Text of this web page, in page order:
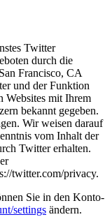
Twitter
durch die
Francisco, CA
und der Funktion
Websites mit Ihrem
bekannt gegeben.
Wir weisen darauf
vom Inhalt der
Twitter erhalten.
twitter.com/privacy.
Sie in den Konto-
settings ändern.